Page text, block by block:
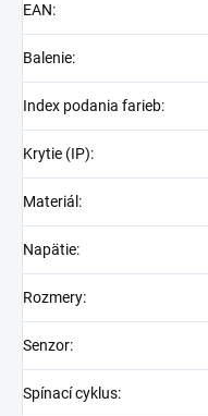
EAN:
Balenie:
Index podania farieb:
Krytie (IP):
Materiál :
Napätie:
Rozmery:
Senzor:
Spínací cyklus: